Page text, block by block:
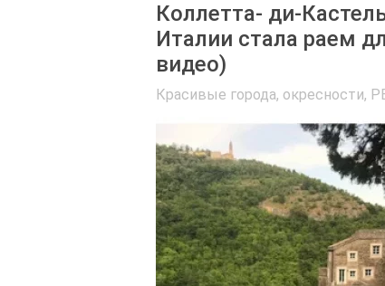
Коллетта- ди-
Италии стала раем
видео)
Красивые города, окресности,